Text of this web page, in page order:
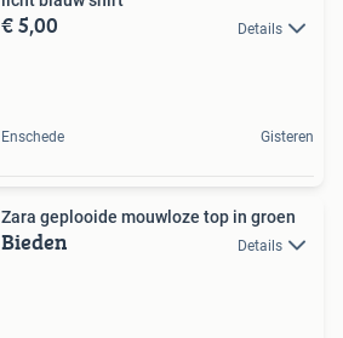
€ 5,00 Details
Enschede Gisteren
Zara geplooide mouwloze top in groen
Bieden Details